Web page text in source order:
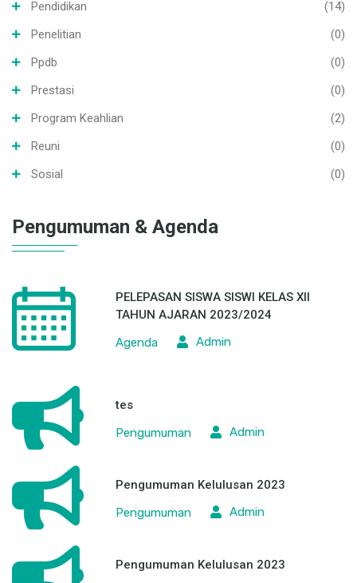
Pendidikan
(14)
Penelitian
(0)
Ppdb
(0)
Prestasi
(0)
Program Keahlian
(2)
Reuni
(0)
Sosial
(0)
Pengumuman & Agenda
PELEPASAN SISWA SISWI KELAS XII
TAHUN AJARAN 2023/2024
Agenda
Admin
tes
Pengumuman
Admin
Pengumuman Kelulusan 2023
Pengumuman
Admin
Pengumuman Kelulusan 2023